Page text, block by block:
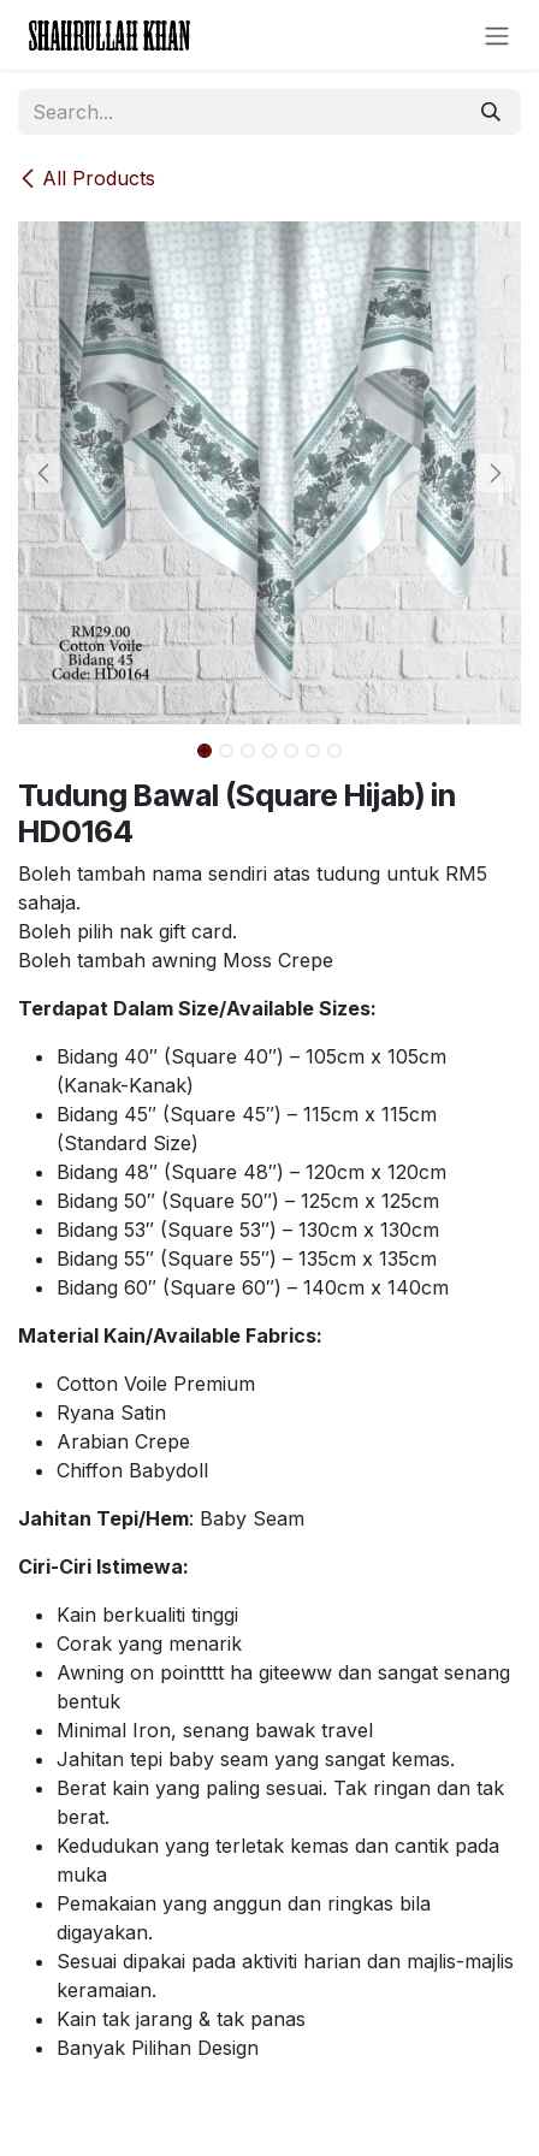
All Products
Tudung Bawal (Square Hijab) in
HD0164
Boleh tambah nama sendiri atas tudung untuk RM5
sahaja.
Boleh pilih nak gift card.
Boleh tambah awning Moss Crepe
Terdapat Dalam Size/Available Sizes:
Bidang 40″ (Square 40″) – 105cm x 105cm
(Kanak-Kanak)
Bidang 45″ (Square 45″) – 115cm x 115cm
(Standard Size)
Bidang 48″ (Square 48″) – 120cm x 120cm
Bidang 50″ (Square 50″) – 125cm x 125cm
Bidang 53″ (Square 53″) – 130cm x 130cm
Bidang 55″ (Square 55″) – 135cm x 135cm
Bidang 60″ (Square 60″) – 140cm x 140cm
Material Kain/Available Fabrics:
Cotton Voile Premium
Ryana Satin
Arabian Crepe
Chiffon Babydoll
Jahitan Tepi/Hem: Baby Seam
Ciri-Ciri Istimewa:
Kain berkualiti tinggi
Corak yang menarik
Awning on pointttt ha giteeww dan sangat senang
bentuk
Minimal Iron, senang bawak travel
Jahitan tepi baby seam yang sangat kemas.
Berat kain yang paling sesuai. Tak ringan dan tak
berat.
Kedudukan yang terletak kemas dan cantik pada
muka
Pemakaian yang anggun dan ringkas bila
digayakan.
Sesuai dipakai pada aktiviti harian dan majlis-majlis
keramaian.
Kain tak jarang & tak panas
Banyak Pilihan Design